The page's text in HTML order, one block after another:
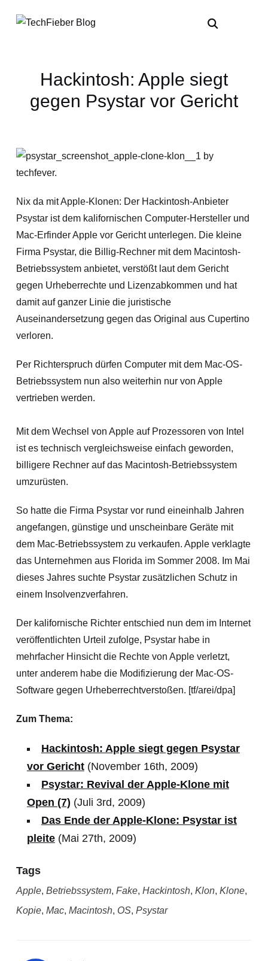
Hackintosh: Apple siegt
gegen Psystar vor Gericht
Nix da mit Apple-Klonen: Der Hackintosh-Anbieter
Psystar ist dem kalifornischen Computer-Hersteller und
Mac-Erfinder Apple vor Gericht unterlegen. Die kleine
Firma Psystar, die Billig-Rechner mit dem Macintosh-
Betriebssystem anbietet, verstößt laut dem Gericht
gegen Urheberrechte und Lizenzabkommen und hat
damit auf ganzer Linie die juristische
Auseinandersetzung gegen das Original aus Cupertino
verloren.
Per Richterspruch dürfen Computer mit dem Mac-OS-
Betriebssystem nun also weiterhin nur von Apple
vertrieben werden.
Mit dem Wechsel von Apple auf Prozessoren von Intel
ist es technisch vergleichsweise einfach geworden,
billigere Rechner auf das Macintosh-Betriebssystem
umzurüsten.
So hatte die Firma Psystar vor rund eineinhalb Jahren
angefangen, günstige und unscheinbare Geräte mit
dem Mac-Betriebssystem zu verkaufen. Apple verklagte
das Unternehmen aus Florida im Sommer 2008. Im Mai
dieses Jahres suchte Psystar zusätzlichen Schutz in
einem Insolvenzverfahren.
Der kalifornische Richter entschied nun dem im Internet
veröffentlichten Urteil zufolge, Psystar habe in
mehrfacher Hinsicht die Rechte von Apple verletzt,
unter anderem habe die Modifizierung der Mac-OS-
Software gegen Urheberrechtverstoßen. [tf/arei/dpa]
Zum Thema:
Hackintosh: Apple siegt gegen Psystar
vor Gericht(November 16th, 2009)
Psystar: Revival der Apple-Klone mit
Open (7) (Juli 3rd, 2009)
Das Ende der Apple-Klone: Psystar ist
pleite(Mai 27th, 2009)
Tags
Apple, Betriebssystem, Fake, Hackintosh, Klon, Klone,
Kopie, Mac, Macintosh, OS, Psystar